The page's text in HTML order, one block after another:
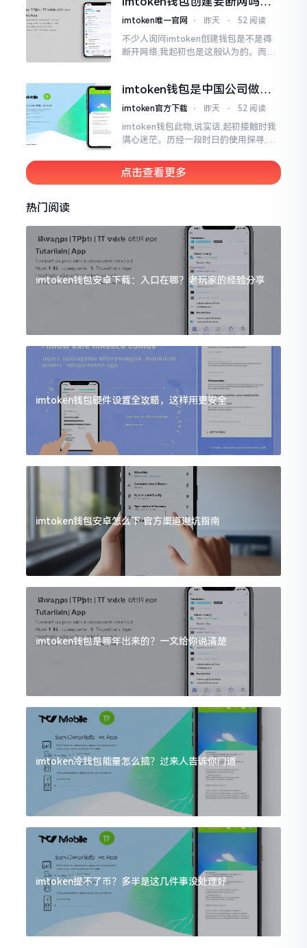
老玩家说说真实情况
imtoken唯一官网 ⋅ 昨天 ⋅ 52 阅读
不少人询问imtoken创建钱包是不是得
断开网络,我起初也是这般认为的。而后
人攻击
imtoken钱包是中国公司做的
吗？一文说清楚
imtoken官方下载 ⋅ 昨天 ⋅ 52 阅读
imtoken钱包此物,说实话,起初接触时我
满心迷茫。历经一段时日的使用探寻,我
来,这款钱包乃中国团队打造,其创始人为
李鹏
点击查看更多
热门阅读
imtoken钱包安卓下载：入口在哪？老玩家的经验分享
imtoken钱包硬件设置全攻略，这样用更安全
imtoken钱包安卓怎么下 官方渠道避坑指南
imtoken钱包是哪年出来的？一文给你说清楚
imtoken冷钱包能量怎么搞？过来人告诉你门道
imtoken提不了币？多半是这几件事没处理好